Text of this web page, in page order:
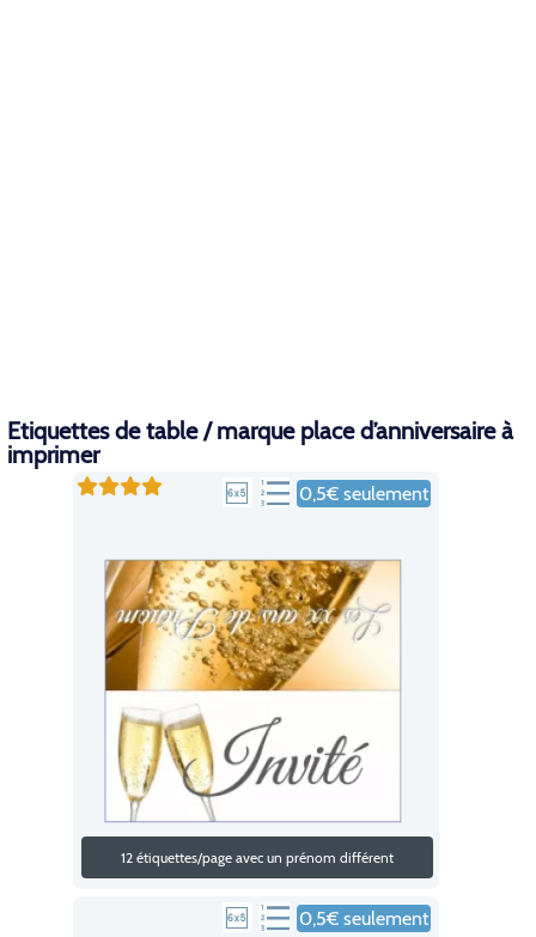
Etiquettes de table / marque place d’anniversaire à
imprimer
0,5€ seulement
12 étiquettes/page avec un prénom différent
0,5€ seulement